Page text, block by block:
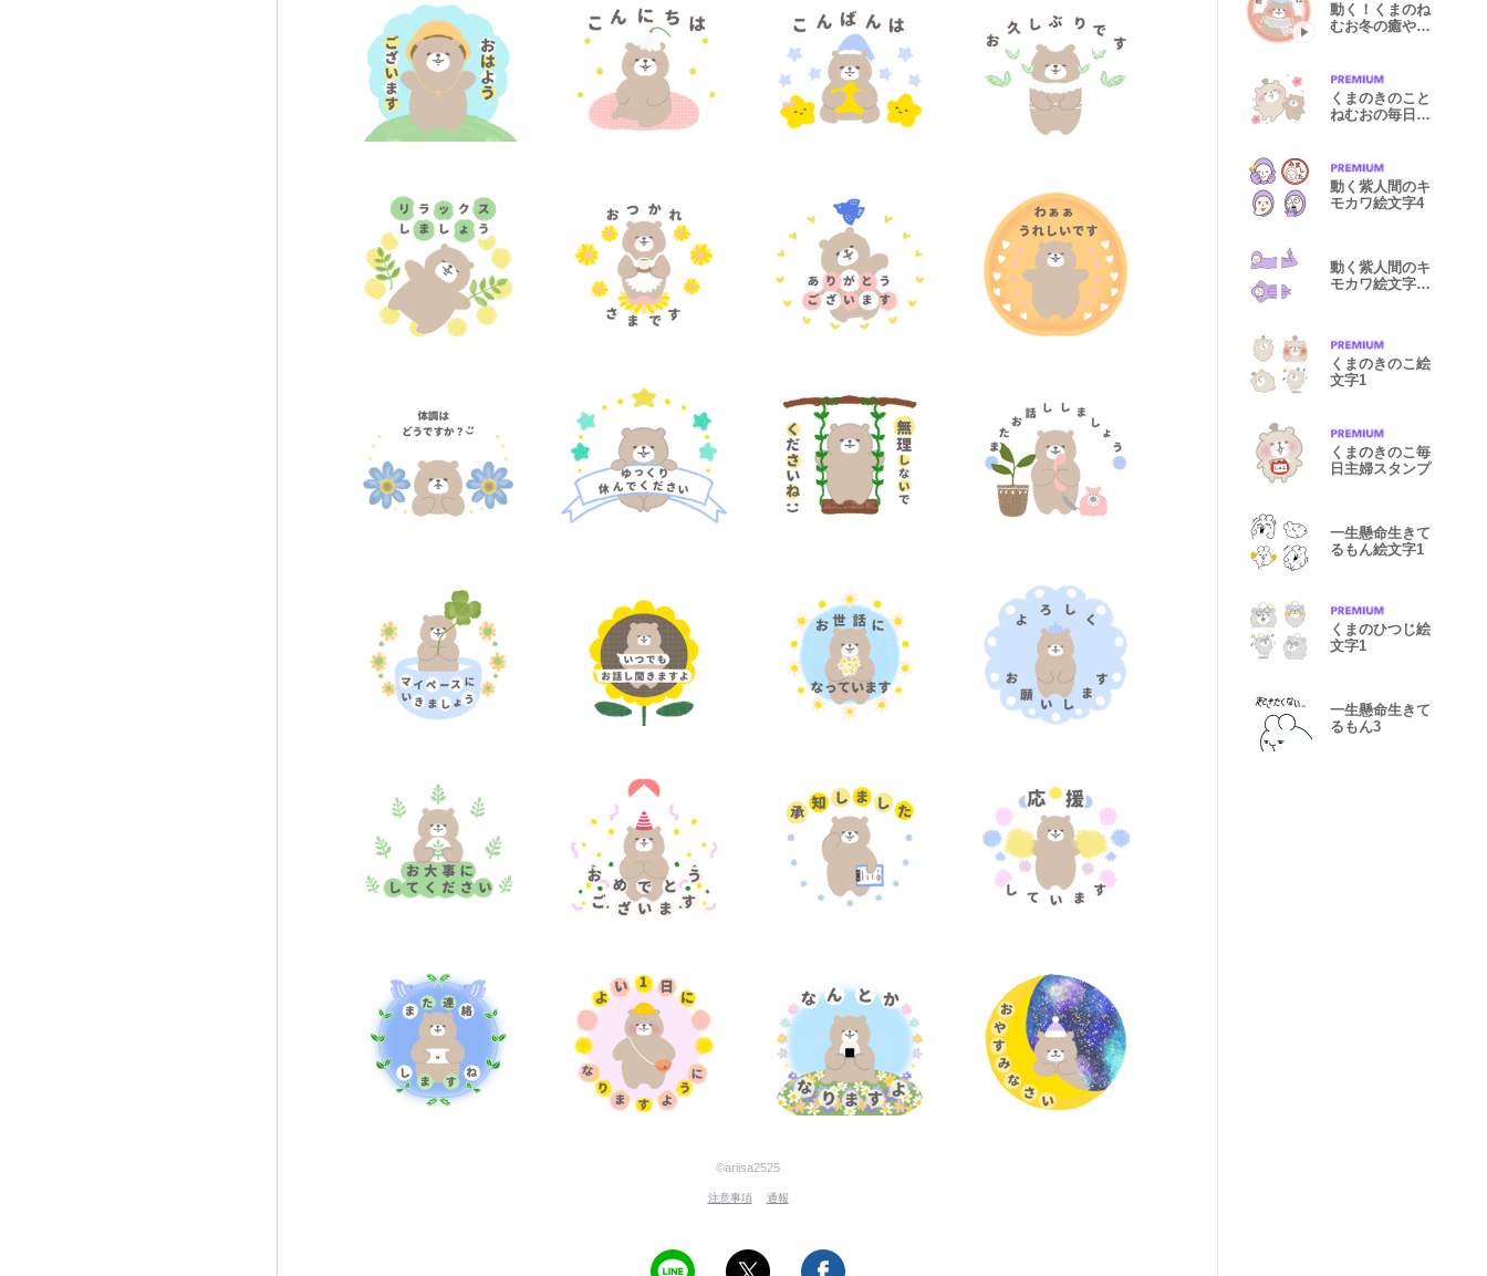
©ariisa2525
注意事項 通報
動く！くまのね
むお冬の癒やし
くまのきのこと
ねむおの毎日ス
動く紫人間のキ
モカワ絵文字4
動く紫人間のキ
モカワ絵文字
くまのきのこ絵
文字1
くまのきのこ毎
日主婦スタンプ
一生懸命生きて
るもん絵文字1
くまのひつじ絵
文字1
一生懸命生きて
るもん3